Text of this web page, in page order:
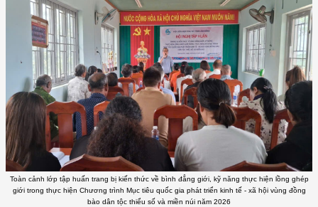
Toàn cảnh lớp tập huấn trang bị kiến thức về bình đẳng giới, kỹ năng thực hiện lồng ghép
giới trong thực hiện Chương trình Mục tiêu quốc gia phát triển kinh tế - xã hội vùng đồng
bào dân tộc thiểu số và miền núi năm 2026